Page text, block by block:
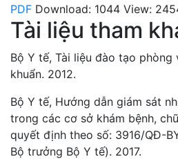
PDF Download: 1044 View:
Tài liệu tham
Bộ Y tế, Tài liệu đào tạo phòng
khuẩn. 2012.
Bộ Y tế, Hướng dẫn giám sát
trong các cơ sở khám bệnh,
quyết định theo số: 3916/QĐ-
Bộ trưởng Bộ Y tế). 2017.